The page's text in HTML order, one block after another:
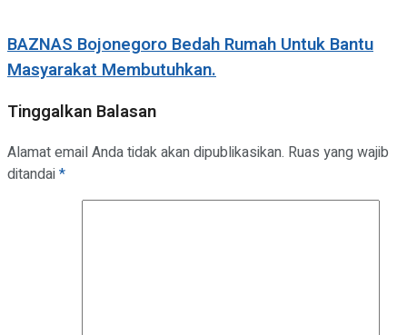
BAZNAS Bojonegoro Bedah Rumah Untuk Bantu
Masyarakat Membutuhkan.
Tinggalkan Balasan
Alamat email Anda tidak akan dipublikasikan. Ruas yang wajib
ditandai*